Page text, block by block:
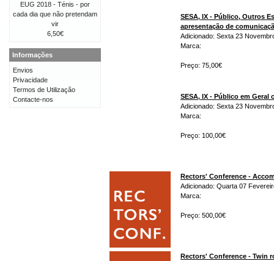
SESA, IX - Público, Outros
apresentação de
Adicionado: Sexta 23
Marca:
Preço: 75,00€
SESA, IX - Público em
Adicionado: Sexta 23
Marca:
Preço: 100,00€
Rectors' Conference -
Adicionado: Quarta 07
Marca:
Preço: 500,00€
Rectors' Conference - Twin
EUG 2018 - Ténis - por
cada dia que não pretendam
vir
6,50€
Informações
Envios
Privacidade
Termos de Utilização
Contacte-nos